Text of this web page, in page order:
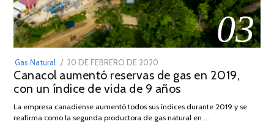
03
Gas Natural
POSTED
ON
20 DE FEBRERO DE 2020
DE
JULIO
2025
Canacol aumentó reservas de gas en 2019,
con un índice de vida de 9 años
La empresa canadiense aumentó todos sus índices durante 2019 y se
reafirma como la segunda productora de gas natural en …